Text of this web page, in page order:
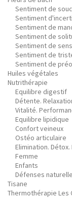
Sentiment de
Sentiment
Sentiment de
Sentiment de
Sentiment de
Sentiment de
Sentiment de
Huiles végétales
Nutrithérapie
Equilibre digestif
Détente.
Vitalité.
Equilibre lipidique
Confort veineux
Ostéo articulaire
Elimination.
Femme
Enfants
Défenses
Tisane
Thermothérapie Les